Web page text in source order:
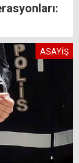
ASAYİŞ